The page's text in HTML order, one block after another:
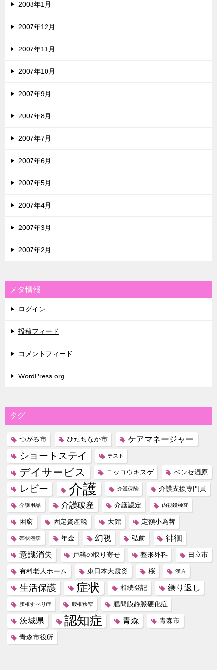
2008年1月
2007年12月
2007年11月
2007年10月
2007年9月
2007年8月
2007年7月
2007年6月
2007年5月
2007年4月
2007年3月
2007年2月
メタ情報
ログイン
投稿フィード
コメントフィード
WordPress.org
タグ
つがる市 ひたちなか市 ケアマネージャー
ショートステイ テスト
デイサービス ニッコウキスゲ ベンセ湿原
レビー 介護 介護保険 介護支援専門員
介護用品 介護破産 介護認定 内視鏡検査
困窮 固定資産税 大館 定額小為替
帯状疱疹 年金 幻視 弘前
徘徊
意識消失
戸籍の取り寄せ 整形外科 日立市
有料老人ホーム 東日本大震災 桜 漢方
生活保護 症状 相続登記 繰り返し
腰椎すべり症 腰椎狭窄 腸間膜静脈硬化症
茨城県 認知症 青森 青森市
青森市役所